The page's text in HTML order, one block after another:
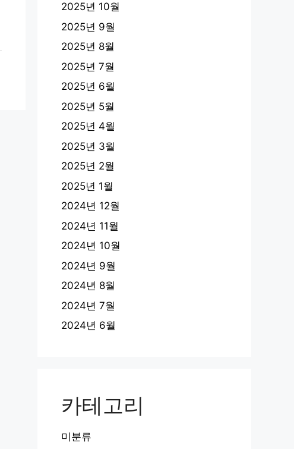
2025년 10월
2025년 9월
2025년 8월
2025년 7월
2025년 6월
2025년 5월
2025년 4월
2025년 3월
2025년 2월
2025년 1월
2024년 12월
2024년 11월
2024년 10월
2024년 9월
2024년 8월
2024년 7월
2024년 6월
카테고리
미분류